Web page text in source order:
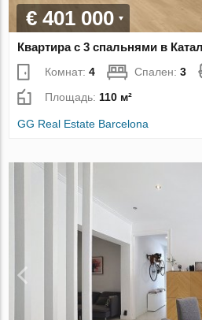
€ 401 000
Квартира с 3 спальнями в
Комнат:4 Спален:3
Площадь:110 м²
GG Real Estate Barcelona